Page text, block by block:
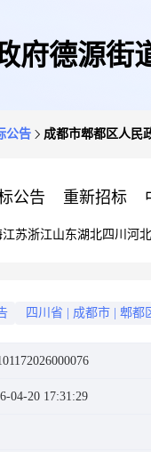
府德源街
公告 成都市郫都区人民
公告 重新招标
江苏浙江山东湖北四川 河北
四川省 成都市 郫都
04-20 17:31:29